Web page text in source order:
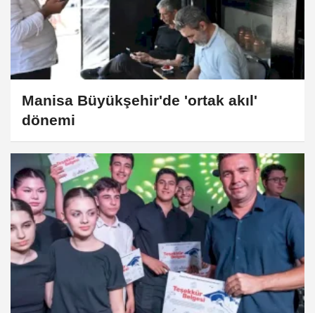
Manisa Büyükşehir'de 'ortak akıl'
dönemi